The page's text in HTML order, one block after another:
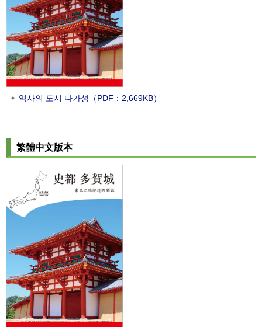
역사의 도시 다가성 （PDF：2,669KB）
繁體中文版本